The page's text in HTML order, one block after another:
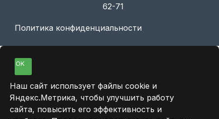
62-71
Политика конфиденциальности
OK
Наш сайт использует файлы cookie и
Яндекс.Метрика, чтобы улучшить работу
сайта, повысить его эффективность и